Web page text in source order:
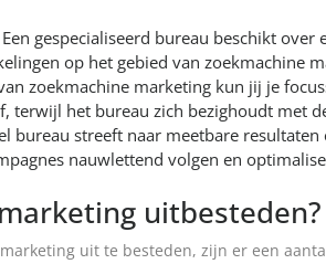
gespecialiseerd bureau beschikt over
op het gebied van zoekmachine
zoekmachine marketing kun jij je
terwijl het bureau zich bezighoudt met
bureau streeft naar meetbare resultaten
nauwlettend volgen en
uitbesteden?
uit te besteden, zijn er een